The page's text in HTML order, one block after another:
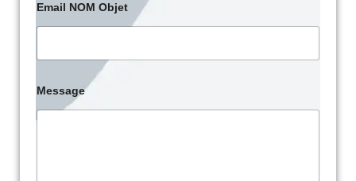
Email NOM Objet
Message